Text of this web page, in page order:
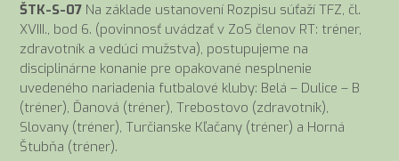
ŠTK-S-07 Na základe ustanovení Rozpisu súťaží TFZ, čl.
XVIII., bod 6. (povinnosť uvádzať v ZoS členov RT: tréner,
zdravotník a vedúci mužstva), postupujeme na
disciplinárne konanie pre opakované nesplnenie
uvedeného nariadenia futbalové kluby: Belá – Dulice – B
(tréner), Ďanová (tréner), Trebostovo (zdravotník),
Slovany (tréner), Turčianske Kľačany (tréner) a Horná
Štubňa (tréner).